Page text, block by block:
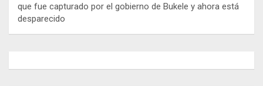
que fue capturado por el gobierno de Bukele y ahora está
desparecido